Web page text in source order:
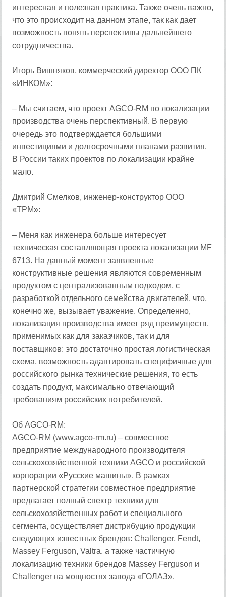
интересная и полезная практика. Также очень важно,
что это происходит на данном этапе, так как дает
возможность понять перспективы дальнейшего
сотрудничества.
Игорь Вишняков, коммерческий директор ООО ПК
«ИНКОМ»:
– Мы считаем, что проект AGCO-RM по локализации
производства очень перспективный. В первую
очередь это подтверждается большими
инвестициями и долгосрочными планами развития.
В России таких проектов по локализации крайне
мало.
Дмитрий Смелков, инженер-конструктор ООО
«ТРМ»:
– Меня как инженера больше интересует
техническая составляющая проекта локализации MF
6713. На данный момент заявленные
конструктивные решения являются современным
продуктом с централизованным подходом, с
разработкой отдельного семейства двигателей, что,
конечно же, вызывает уважение. Определенно,
локализация производства имеет ряд преимуществ,
применимых как для заказчиков, так и для
поставщиков: это достаточно простая логистическая
схема, возможность адаптировать специфичные для
российского рынка технические решения, то есть
создать продукт, максимально отвечающий
требованиям российских потребителей.
Об AGCO-RM:
AGCO-RM (www.agco-rm.ru) – совместное
предприятие международного производителя
сельскохозяйственной техники AGCO и российской
корпорации «Русские машины». В рамках
партнерской стратегии совместное предприятие
предлагает полный спектр техники для
сельскохозяйственных работ и специального
сегмента, осуществляет дистрибуцию продукции
следующих известных брендов: Challenger, Fendt,
Massey Ferguson, Valtra, а также частичную
локализацию техники брендов Massey Ferguson и
Challenger на мощностях завода «ГОЛАЗ».